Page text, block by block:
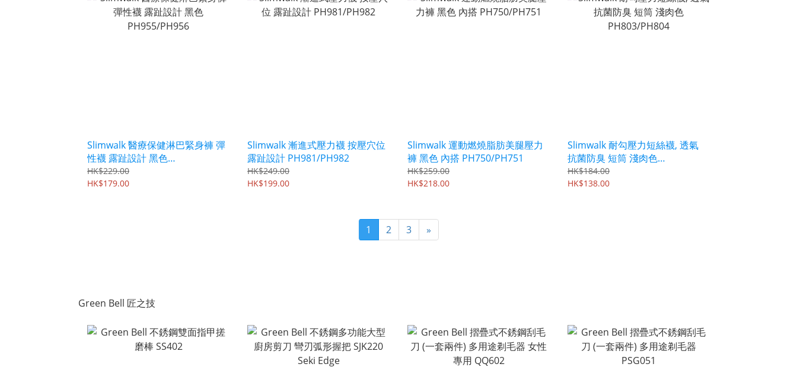
Slimwalk 醫療保健淋巴緊身褲 彈
性襪 露趾設計 黑色
PH955/PH956
HK$229.00
HK$179.00
Slimwalk 漸進式壓力襪 按壓穴位
露趾設計 PH981/PH982
HK$249.00
HK$199.00
Slimwalk 運動燃燒脂肪美腿壓力
褲 黑色 內搭 PH750/PH751
HK$259.00
HK$218.00
Slimwalk 耐勾壓力短絲襪, 透氣
抗菌防臭 短筒 淺肉色
PH803/PH804
HK$184.00
HK$138.00
1 2 3 »
Green Bell 匠之技